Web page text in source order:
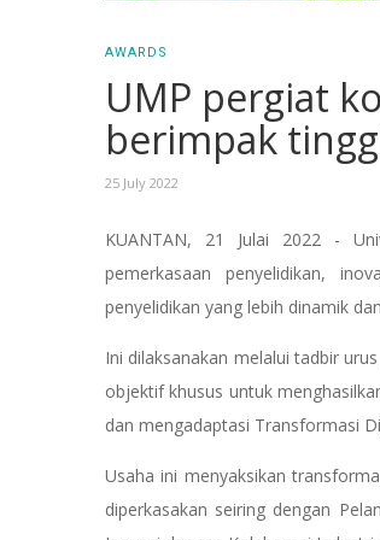
AWARDS
UMP pergiat
berimpak
25 July 2022
KUANTAN, 21 Julai 2022 -
pemerkasaan penyelidikan,
penyelidikan yang lebih dinamik
Ini dilaksanakan melalui tadbir
objektif khusus untuk
dan mengadaptasi Transformasi
Usaha ini menyaksikan
diperkasakan seiring dengan